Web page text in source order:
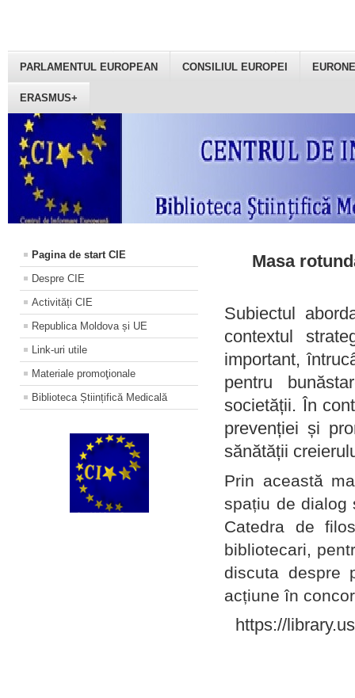
PARLAMENTUL EUROPEAN CONSILIUL EUROPEI
ERASMUS+
Pagina de start CIE
Despre CIE
Activități CIE
Republica Moldova și UE
Link-uri utile
Materiale promoţionale
Biblioteca Științifică Medicală
Masa
Subiectul
contextul
important,
pentru
societății. În
prevenției și
sănătății
Prin această
spațiu de dialog
Catedra de
bibliotecari,
discuta despre
acțiune în
https://